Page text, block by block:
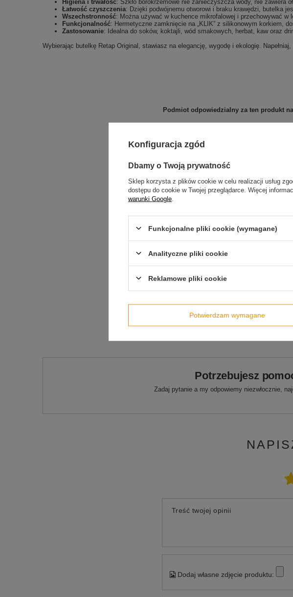
Higiena i trwałość: Szkło borokrzemowe nie zanieczyszcza wody, nie zawiera
Łatwość czyszczenia: Dzięki podwójnemu otworowi i braku krawędzi, butelka
Wszechstronność: Można używać w kuchence mikrofalowej i przechowywać w
Funkcjonalność: Hermetyczne zamknięcie na „KLIK” z silikonowym korkiem,
Zastosowanie: Idealna do soków, koktajli, wód smakowych, herbat, kaw oraz
Wybierając butelkę Retap Original, stawiasz na elegancję, wygodę i ekologię.
Podmiot odpowiedzialny za ten produkt
Produkt wprowadzony do obrotu na terenie UE przed
Potrzebujesz
Zadaj pytanie a my odpowiemy niezwłocznie,
Treść twojej opinii
Dodaj własne zdjęcie produktu:
Konfiguracja zgód
Dbamy o Twoją prywatność
Sklep korzysta z plików cookie w celu realizacji usług
dostępu do cookie w Twojej przeglądarce. Więcej
warunki Google
Funkcjonalne pliki cookie (wymagane)
Analityczne pliki cookie
Reklamowe pliki cookie
Potwierdzam wymagane